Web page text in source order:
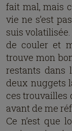
fait mal, mais
vie ne s’est
suis
de couler et
trouve mon
restants dans
deux nuggets
ces trouvailles
avant de me
Ce n’est que